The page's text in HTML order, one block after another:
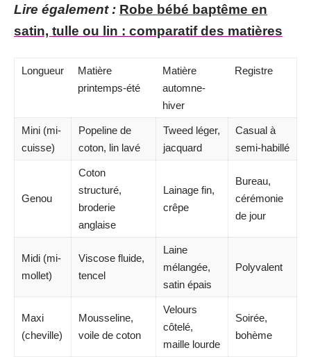
Lire également : Robe bébé baptême en
satin, tulle ou lin : comparatif des matières
Longueur
Matière
printemps-été
Matière
automne-
hiver
Registre
Mini (mi-
cuisse)
Popeline de
coton, lin lavé
Tweed léger,
jacquard
Casual à
semi-habillé
Genou
Coton
structuré,
broderie
anglaise
Lainage fin,
crêpe
Bureau,
cérémonie
de jour
Midi (mi-
mollet)
Viscose fluide,
tencel
Laine
mélangée,
satin épais
Polyvalent
Maxi
(cheville)
Mousseline,
voile de coton
Velours
côtelé,
maille lourde
Soirée,
bohème